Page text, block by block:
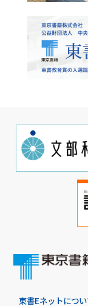
東書Eネットにつ